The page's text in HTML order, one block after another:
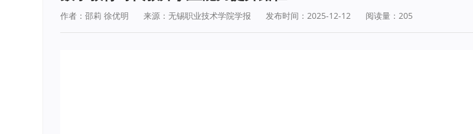
作者：邵莉 徐优明 来源：无锡职业技术学院学报 发布时间：2025-12-12 阅读量： 205